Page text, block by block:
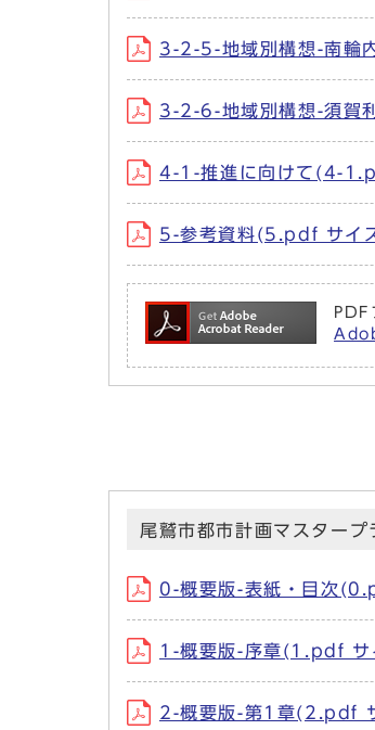
3-2-5-地域別構想-南
3-2-6-地域別構想-須
4-1-推進に向けて(4-
5-参考資料(5.pdf サイ
PDF
尾鷲市都市計画マスタープ
0-概要版-表紙・目次
1-概要版-序章(1.pdf
2-概要版-第1章(2.pdf